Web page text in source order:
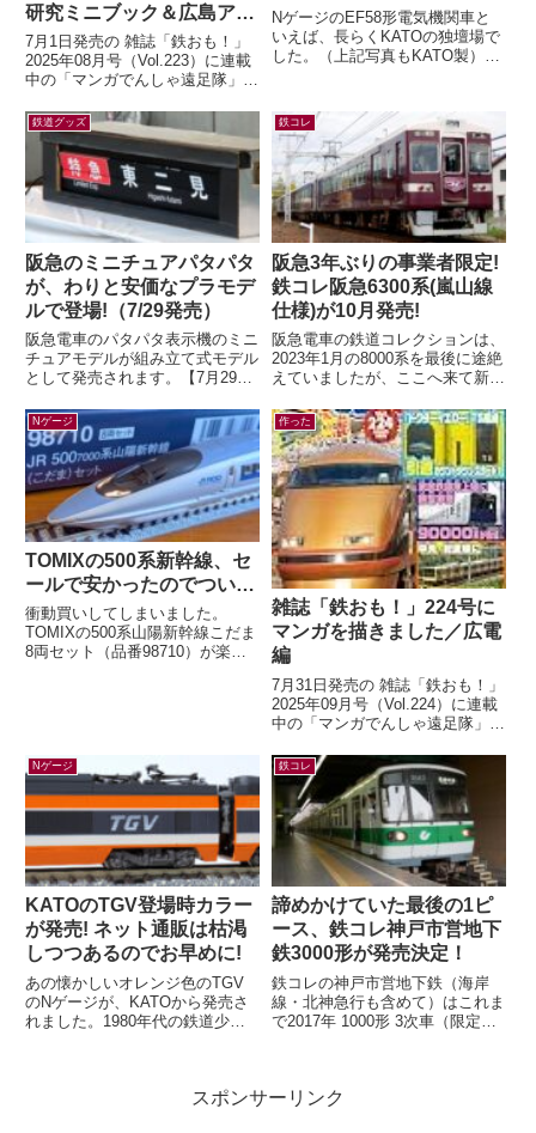
研究ミニブック＆広島アス
トラムライン編
7月1日発売の 雑誌「鉄おも！」
2025年08月号（Vol.223）に連載
中の「マンガでんしゃ遠足隊」最
トラムラインにのって広島お...
NゲージのEF58形電気機関車と
いえば、長らくKATOの独壇場で
した。（上記写真もKATO製）す
か...
鉄道グッズ
阪急のミニチュアパタパタ
が、わりと安価なプラモデ
ルで登場!（7/29発売）
阪急電車のパタパタ表示機のミニ
チュアモデルが組み立て式モデル
として発売されます。【7月29日
タパタ表示機が新登場！（HAN...
鉄コレ
阪急3年ぶりの事業者限定!
鉄コレ阪急6300系(嵐山線
仕様)が10月発売!
阪急電車の鉄道コレクションは、
2023年1月の8000系を最後に途絶
えていましたが、ここへ来て新製
さよなら阪急6300系（嵐山線
仕...
Nゲージ
TOMIXの500系新幹線、セ
ールで安かったのでつい…
衝動買いしてしまいました。
TOMIXの500系山陽新幹線こだま
8両セット（品番98710）が楽天
作った
雑誌「鉄おも！」224号に
マンガを描きました／広電
編
7月31日発売の 雑誌「鉄おも！」
2025年09月号（Vol.224）に連載
中の「マンガでんしゃ遠足隊」最
の路面電車で いくぜ！広...
Nゲージ
KATOのTGV登場時カラー
が発売! ネット通販は枯渇
しつつあるのでお早めに!
あの懐かしいオレンジ色のTGV
のNゲージが、KATOから発売さ
れました。1980年代の鉄道少年
鉄コレ
諦めかけていた最後の1ピ
ース、鉄コレ神戸市営地下
鉄3000形が発売決定！
鉄コレの神戸市営地下鉄（海岸
線・北神急行も含めて）はこれま
で2017年 1000形 3次車（限定）
スポンサーリンク